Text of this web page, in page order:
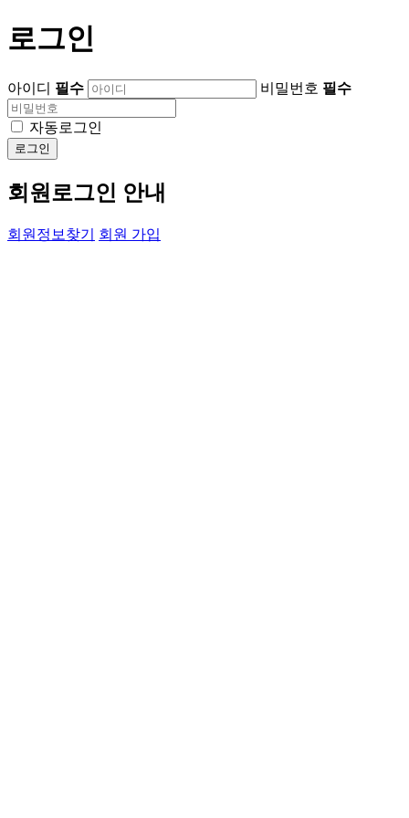
로그인
아이디 필수 비밀번호 필수
자동로그인
로그인
회원로그인 안내
회원정보찾기 회원 가입